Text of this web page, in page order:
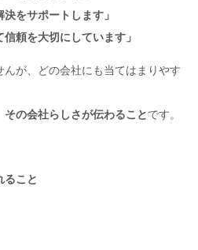
をサポートします」
頼を大切にしています」
が、どの会社にも当てはまりやす
その会社らしさが伝わることです。
ること